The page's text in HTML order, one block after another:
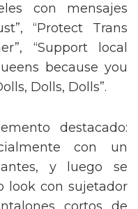
con mensajes
“Protect Trans
“Support local
because you
Dolls, Dolls”.
destacado:
con un
y luego se
look con sujetador